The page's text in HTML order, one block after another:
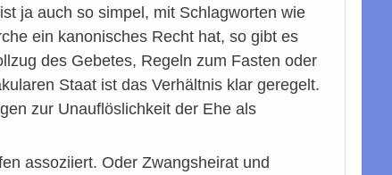
ja auch so simpel, mit Schlagworten wie
ein kanonisches Recht hat, so gibt es
des Gebetes, Regeln zum Fasten oder
Staat ist das Verhältnis klar geregelt.
zur Unauflöslichkeit der Ehe als
assoziiert. Oder Zwangsheirat und